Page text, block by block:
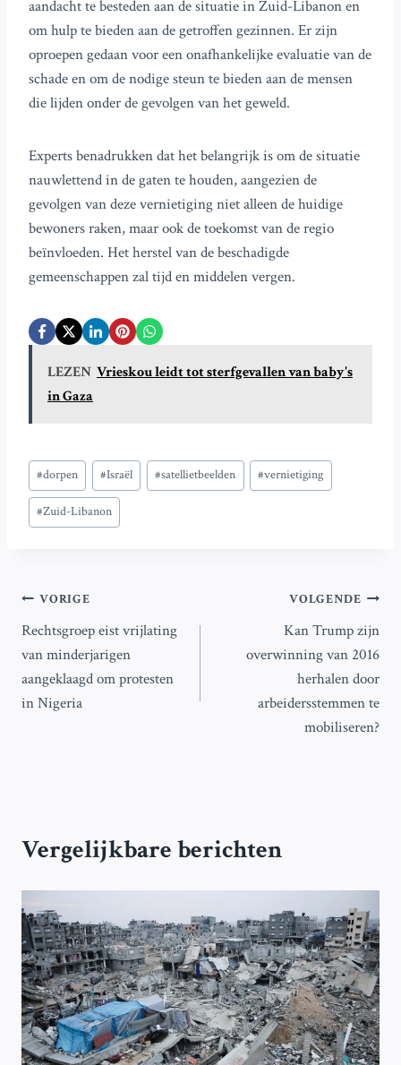
aandacht te besteden aan de situatie in Zuid-Libanon en
om hulp te bieden aan de getroffen gezinnen. Er zijn
oproepen gedaan voor een onafhankelijke evaluatie van de
schade en om de nodige steun te bieden aan de mensen
die lijden onder de gevolgen van het geweld.
Experts benadrukken dat het belangrijk is om de situatie
nauwlettend in de gaten te houden, aangezien de
gevolgen van deze vernietiging niet alleen de huidige
bewoners raken, maar ook de toekomst van de regio
beïnvloeden. Het herstel van de beschadigde
gemeenschappen zal tijd en middelen vergen.
LEZEN Vrieskou leidt tot sterfgevallen van baby's
in Gaza
Bericht
tags:
#dorpen #Israël #satellietbeelden #vernietiging
#Zuid-Libanon
Bericht
navigatie
VORIGE
Rechtsgroep eist vrijlating
van minderjarigen
aangeklaagd om protesten
in Nigeria
VOLGENDE
Kan Trump zijn
overwinning van 2016
herhalen door
arbeidersstemmen te
mobiliseren?
Vergelijkbare berichten